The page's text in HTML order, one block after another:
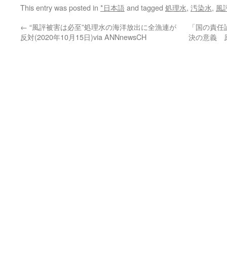
This entry was posted in *日本語and tagged 処理水, 汚染水, 風
← “風評被害は必至”処理水の海洋放出に全漁連が
反対(2020年10月15日)via ANNnewsCH
「国の責
決の意義